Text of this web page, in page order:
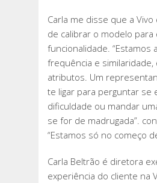
Carla me disse que a
de calibrar o modelo
funcionalidade. “Estamos
frequência e
atributos. Um
te ligar para perguntar se
dificuldade ou mandar
se for de madrugada”.
“Estamos só no começo
Carla Beltrão é diretora
experiência do cliente na